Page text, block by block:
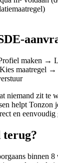
maken →
maatregel
niemand zit te
helpt Tonzon
en eenvoudig
terug?
binnen